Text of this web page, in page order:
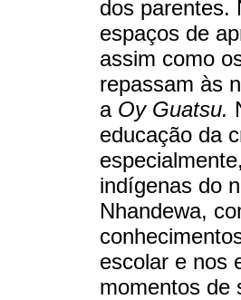
dos parentes.
espaços de
assim como
repassam às
a Oy Guatsu.
educação da
indígenas do
Nhandewa,
escolar e nos
momentos de